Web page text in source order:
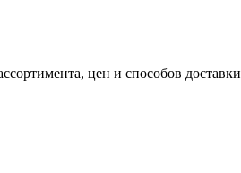
цен и способов доставки